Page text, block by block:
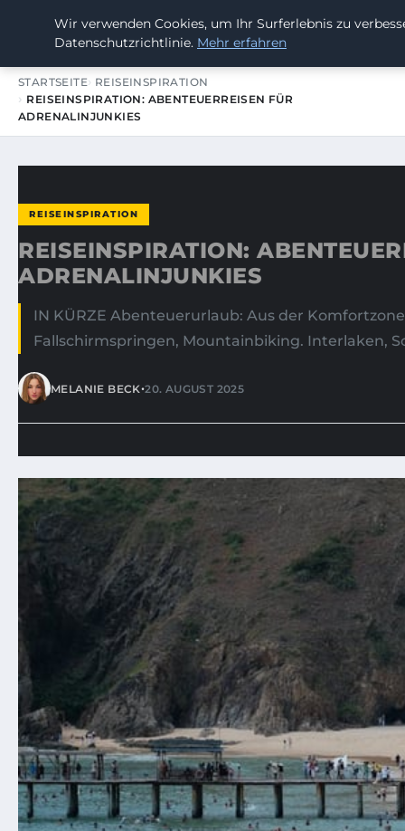
SUMMERBLAST FESTIVAL
STARTSEITE REISEINSPIRATION
REISEINSPIRATION: ABENTEUERREISEN FÜR
ADRENALINJUNKIES
REISEINSPIRATION
REISEINSPIRATION:
ADRENALINJUNKIES
IN KÜRZE Abenteuerurlaub: Aus der
Fallschirmspringen, Mountainbiking. Interlaken,
MELANIE BECK•20. AUGUST 2025
Wir verwenden Cookies, um Ihr Surferlebnis zu
Datenschutzrichtlinie. Mehr erfahren